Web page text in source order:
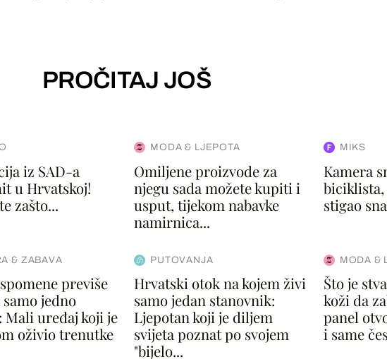
PROČITAJ JOŠ
iz SAD-a
u Hrvatskoj!
zašto...
MODA & LJEPOTA
Omiljene proizvode za
njegu sada možete kupiti i
usput, tijekom nabavke
namirnica...
MIKS
Kamera
biciklista,
stigao
& ZABAVA
previše
jedno
Mali uređaj koji je
oživio trenutke
PUTOVANJA
Hrvatski otok na kojem živi
samo jedan stanovnik:
Ljepotan koji je diljem
svijeta poznat po svojem
"bijelo...
MODA &
Što je
koži da
panel
i same